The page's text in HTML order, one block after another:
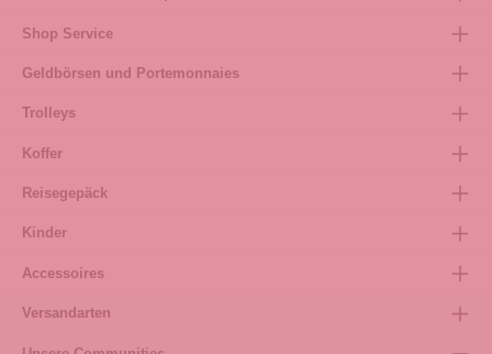
Shop Service
Geldbörsen und Portemonnaies
Trolleys
Koffer
Reisegepäck
Kinder
Accessoires
Versandarten